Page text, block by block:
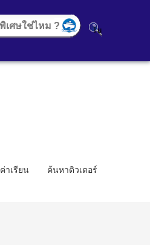
ค่าเรียน ค้นหาติวเตอร์